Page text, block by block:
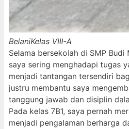
BelaniKelas VIII-A
Selama bersekolah di SMP Budi
saya sering menghadapi tugas
menjadi tantangan tersendiri
justru membantu saya
tanggung jawab dan disiplin
Pada kelas 7B1, saya pernah
menjadi pengalaman berharga